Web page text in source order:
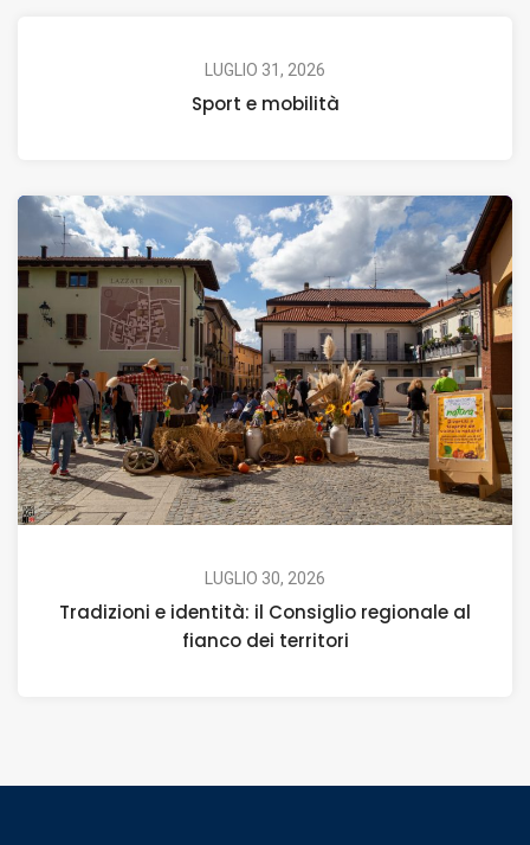
LUGLIO 31, 2026
Sport e mobilità
LUGLIO 30, 2026
Tradizioni e identità: il Consiglio regionale al
fianco dei territori